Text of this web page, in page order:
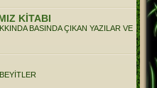
KİTABI
BASINDA ÇIKAN YAZILAR VE